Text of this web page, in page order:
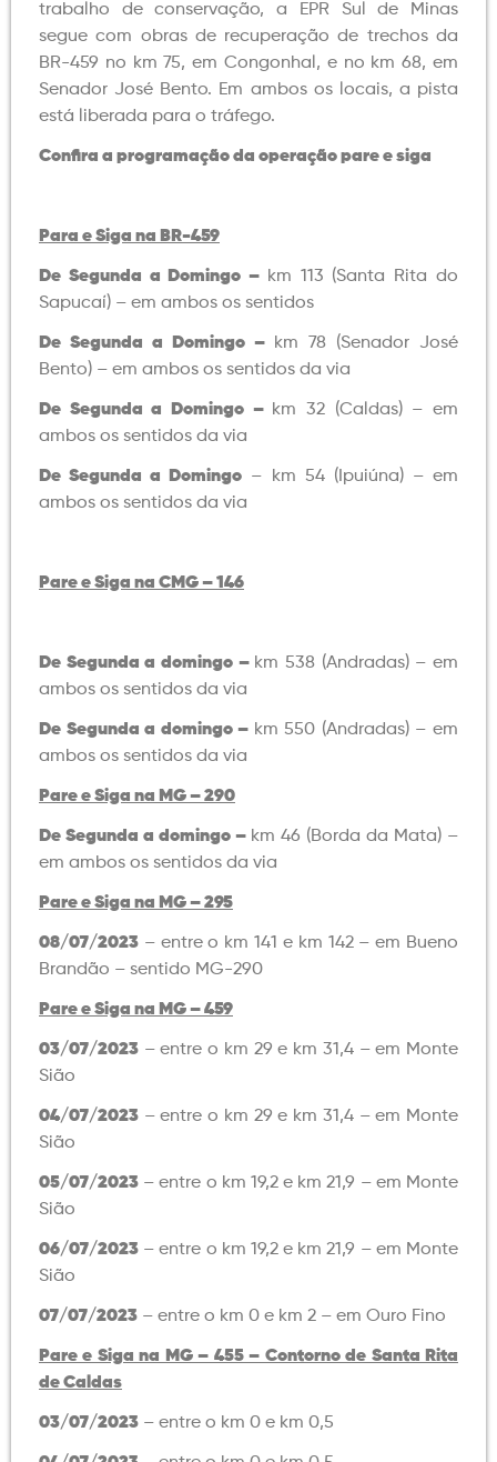
trabalho de conservação, a EPR Sul de Minas
segue com obras de recuperação de trechos da
BR-459 no km 75, em Congonhal, e no km 68, em
Senador José Bento. Em ambos os locais, a pista
está liberada para o tráfego.
Confira a programação da operação pare e siga
Para e Siga na BR-459
De Segunda a Domingo – km 113 (Santa Rita do
Sapucaí) – em ambos os sentidos
De Segunda a Domingo – km 78 (Senador José
Bento) – em ambos os sentidos da via
De Segunda a Domingo – km 32 (Caldas) – em
ambos os sentidos da via
De Segunda a Domingo – km 54 (Ipuiúna) – em
ambos os sentidos da via
Pare e Siga na CMG – 146
De Segunda a domingo – km 538 (Andradas) – em
ambos os sentidos da via
De Segunda a domingo – km 550 (Andradas) – em
ambos os sentidos da via
Pare e Siga na MG – 290
De Segunda a domingo – km 46 (Borda da Mata) –
em ambos os sentidos da via
Pare e Siga na MG – 295
08/07/2023 – entre o km 141 e km 142 – em Bueno
Brandão – sentido MG-290
Pare e Siga na MG – 459
03/07/2023 – entre o km 29 e km 31,4 – em Monte
Sião
04/07/2023 – entre o km 29 e km 31,4 – em Monte
Sião
05/07/2023 – entre o km 19,2 e km 21,9 – em Monte
Sião
06/07/2023 – entre o km 19,2 e km 21,9 – em Monte
Sião
07/07/2023 – entre o km 0 e km 2 – em Ouro Fino
Pare e Siga na MG – 455 – Contorno de Santa Rita
de Caldas
03/07/2023 – entre o km 0 e km 0,5